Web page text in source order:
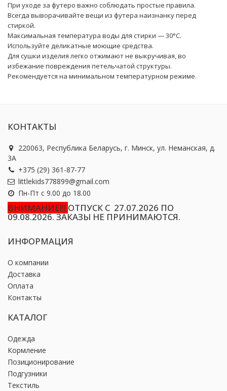
При уходе за футеро важно соблюдать простые правила.
Всегда выворачивайте вещи из футера наизнанку перед
стиркой.
Максимальная температура воды для стирки — 30°С.
Используйте деликатные моющие средства.
Для сушки изделия легко отжимают не выкручивая, во
избежание повреждения петельчатой структуры.
Рекомендуется на минимальном температурном режиме.
КОНТАКТЫ
220063, Республика Беларусь, г. Минск, ул. Неманская, д.
3А
+375 (29) 361-87-77
littlekids778899@gmail.com
Пн-Пт с 9.00 до 18.00
ВНИМАНИЕ!!! ОТПУСК С 27.07.2026 ПО
09.08.2026. ЗАКАЗЫ НЕ ПРИНИМАЮТСЯ.
ИНФОРМАЦИЯ
О компании
Доставка
Оплата
Контакты
КАТАЛОГ
Одежда
Кормление
Позиционирование
Подгузники
Текстиль